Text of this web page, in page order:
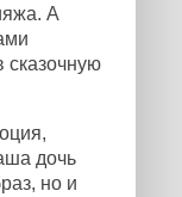
А
дочь
но и